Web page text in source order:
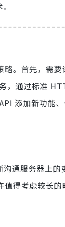
。首先，需
，通过标准
添加新功能、
通服务器上的
得考虑较长